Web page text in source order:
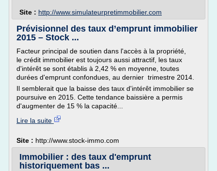
Site : http://www.simulateurpretimmobilier.com
Prévisionnel des taux d’emprunt immobilier
2015 – Stock ...
Facteur principal de soutien dans l'accès à la propriété,
le crédit immobilier est toujours aussi attractif, les taux
d'intérêt se sont établis à 2,42 % en moyenne, toutes
durées d'emprunt confondues, au dernier trimestre 2014.
Il semblerait que la baisse des taux d'intérêt immobilier se
poursuive en 2015. Cette tendance baissière a permis
d'augmenter de 15 % la capacité...
Lire la suite
Site : http://www.stock-immo.com
Immobilier : des taux d'emprunt
historiquement bas ...